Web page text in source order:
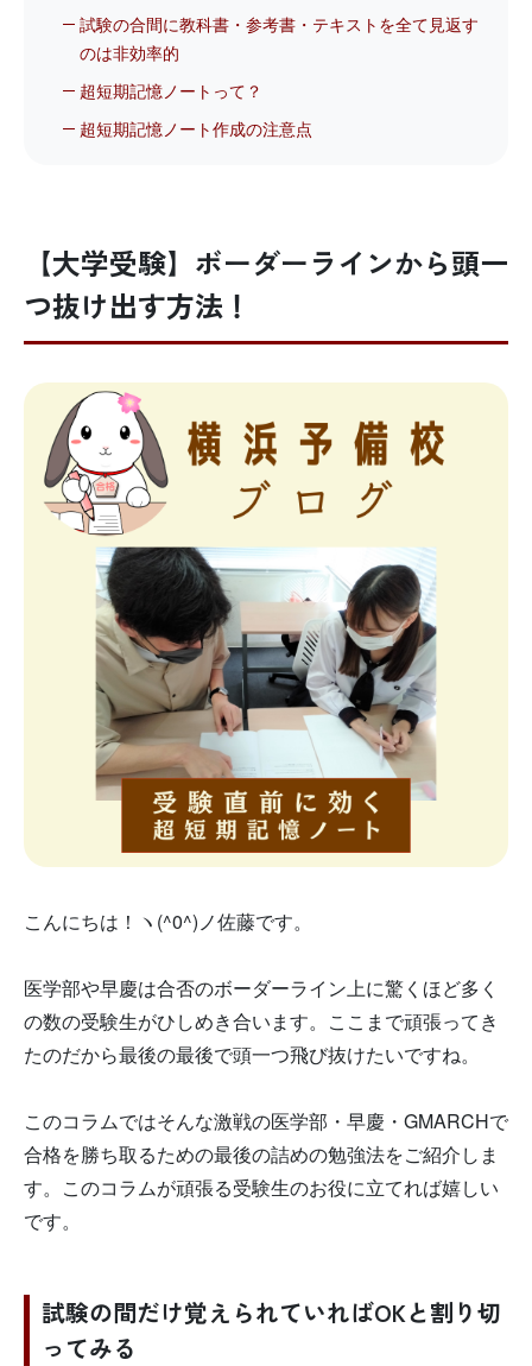
試験の合間に教科書・参考書・テキストを全て見返す
のは非効率的
超短期記憶ノートって？
超短期記憶ノート作成の注意点
【大学受験】ボーダーラインから頭一
つ抜け出す方法！
こんにちは！ヽ(^0^)ノ佐藤です。
医学部や早慶は合否のボーダーライン上に驚くほど多く
の数の受験生がひしめき合います。ここまで頑張ってき
たのだから最後の最後で頭一つ飛び抜けたいですね。
このコラムではそんな激戦の医学部・早慶・GMARCHで
合格を勝ち取るための最後の詰めの勉強法をご紹介しま
す。このコラムが頑張る受験生のお役に立てれば嬉しい
です。
試験の間だけ覚えられていればOKと割り切
ってみる